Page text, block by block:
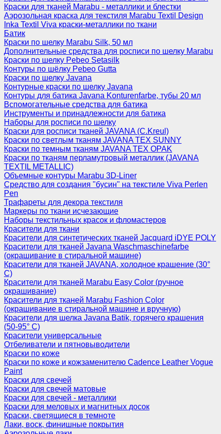
Краски для тканей Marabu - металлики и блестки
Аэрозольная краска для текстиля Marabu Textil Design
Inka Textil Viva краски-металлики по ткани
Батик
Краски по шелку Marabu Silk, 50 мл
Дополнительные средства для росписи по шелку Marabu
Краски по шелку Pebeo Setasilk
Контуры по шёлку Pebeo Gutta
Краски по шелку Javana
Контурные краски по шелку Javana
Контуры для батика Javana Konturenfarbe, тубы 20 мл
Вспомогательные средства для батика
Инструменты и принадлежности для батика
Наборы для росписи по шелку
Краски для росписи тканей JAVANA (C.Kreul)
Краски по светлым тканям JAVANA TEX SUNNY
Краски по темным тканям JAVANA TEX OPAK
Краски по тканям перламутровый металлик (JAVANA
TEXTIL METALLIC)
Объемные контуры Marabu 3D-Liner
Средство для создания "бусин" на текстиле Viva Perlen
Pen
Трафареты для декора текстиля
Маркеры по ткани исчезающие
Наборы текстильных красок и фломастеров
Красители для ткани
Красители для синтетических тканей Jacquard iDYE POLY
Красители для тканей Javana Waschmaschinefarbe
(окрашивание в стиральной машине)
Красители для тканей JAVANA, холодное крашение (30°
С)
Красители для тканей Marabu Easy Color (ручное
окрашивание)
Красители для тканей Marabu Fashion Color
(окрашивание в стиральной машине и вручную)
Красители для шелка Javana Batik, горячего крашения
(50-95° С)
Красители универсальные
Отбеливатели и пятновыводители
Краски по коже
Краски по коже и кожзаменителю Cadence Leather Vogue
Paint
Краски для свечей
Краски для свечей матовые
Краски для свечей - металлики
Краски для меловых и магнитных досок
Краски, светящиеся в темноте
Лаки, воск, финишные покрытия